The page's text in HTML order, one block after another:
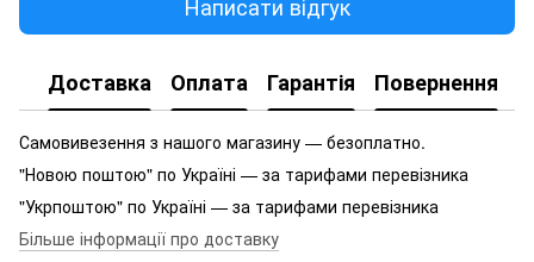
Доставка Оплата Гарантія Повернення
Самовивезення з нашого магазину — безоплатно.
"Новою поштою" по Україні — за тарифами перевізника
"Укрпоштою" по Україні — за тарифами перевізника
Більше інформації про доставку